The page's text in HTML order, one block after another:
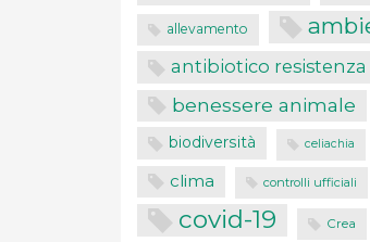
allevamento
antibiotico resistenza
benessere animale
biodiversità celiachia
clima controlli ufficiali
covid-19 Crea